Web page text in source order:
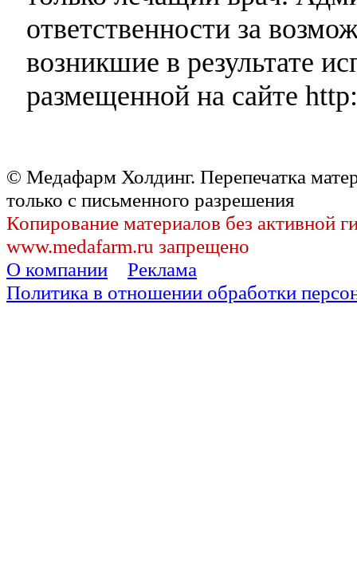
ответственности за
возникшие в результате
размещенной на сайте
© Медафарм Холдинг. Перепечатка
только с письменного разрешения
Копирование материалов без активной
www.medafarm.ru запрещено
О компании
Реклама
Политика в отношении обработки